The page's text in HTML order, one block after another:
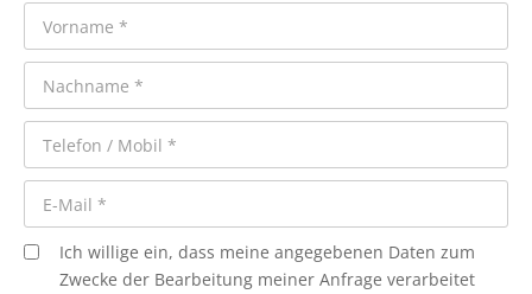
Ich willige ein, dass meine angegebenen Daten zum
Zwecke der Bearbeitung meiner Anfrage verarbeitet